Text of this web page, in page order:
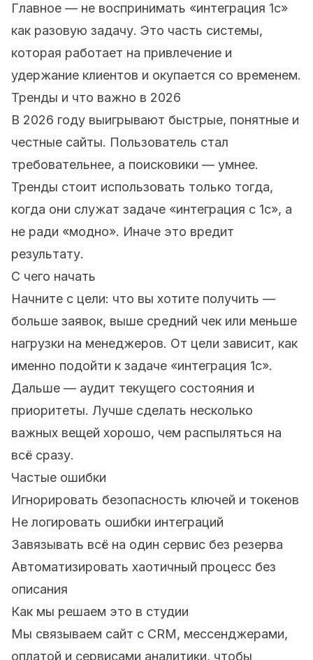
Главное — не воспринимать «интеграция 1с»
как разовую задачу. Это часть системы,
которая работает на привлечение и
удержание клиентов и окупается со временем.
Тренды и что важно в 2026
В 2026 году выигрывают быстрые, понятные и
честные сайты. Пользователь стал
требовательнее, а поисковики — умнее.
Тренды стоит использовать только тогда,
когда они служат задаче «интеграция с 1с», а
не ради «модно». Иначе это вредит
результату.
С чего начать
Начните с цели: что вы хотите получить —
больше заявок, выше средний чек или меньше
нагрузки на менеджеров. От цели зависит, как
именно подойти к задаче «интеграция 1с».
Дальше — аудит текущего состояния и
приоритеты. Лучше сделать несколько
важных вещей хорошо, чем распыляться на
всё сразу.
Частые ошибки
Игнорировать безопасность ключей и токенов
Не логировать ошибки интеграций
Завязывать всё на один сервис без резерва
Автоматизировать хаотичный процесс без
описания
Как мы решаем это в студии
Мы связываем сайт с CRM, мессенджерами,
оплатой и сервисами аналитики, чтобы